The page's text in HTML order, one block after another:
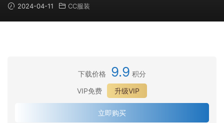
2024-04-11 CC服装
下载价格 9.9 积分
VIP免费
升级VIP
立即购买